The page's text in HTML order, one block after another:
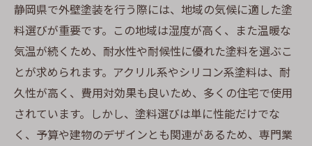
口コミと実績の重要性について
施工技術と使用機材の確認方法
アフターサービスの充実度を評価する
業者選びで避けるべき落とし穴
優良な外壁塗装業者を見分けるためのチェック
リスト
静岡県で外壁塗装を行う際には、地域の気候に適した塗
料選びが重要です。この地域は湿度が高く、また温暖な
気温が続くため、耐水性や耐候性に優れた塗料を選ぶこ
とが求められます。アクリル系やシリコン系塗料は、耐
久性が高く、費用対効果も良いため、多くの住宅で使用
されています。しかし、塗料選びは単に性能だけでな
く、予算や建物のデザインとも関連があるため、専門業